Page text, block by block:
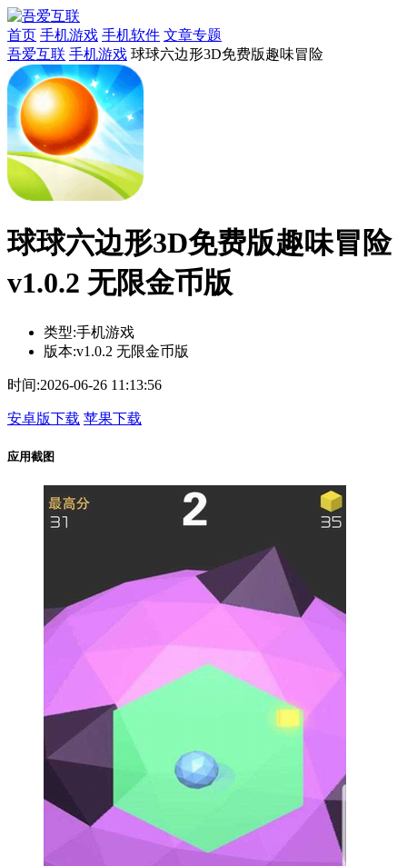
首页 手机游戏 手机软件 文章专题
吾爱互联 手机游戏 球球六边形3D免费版趣味冒险
球球六边形3D免费版趣味冒险
v1.0.2 无限金币版
类型:手机游戏
版本:v1.0.2 无限金币版
时间:2026-06-26 11:13:56
安卓版下载 苹果下载
应用截图